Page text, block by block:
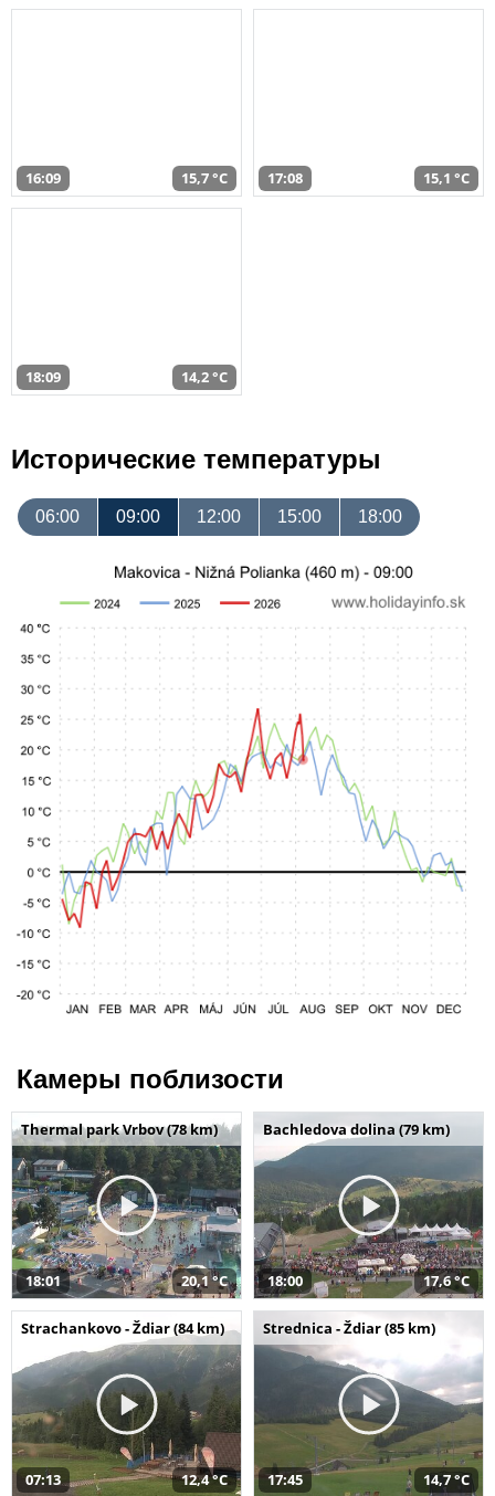
16:09 15,7 °C 17:08 15,1 °C
18:09 14,2 °C
Исторические температуры
06:00 09:00 12:00 15:00 18:00
Камеры поблизости
Thermal park Vrbov (78 km)
18:01 20,1 °C
Bachledova dolina (79 km)
18:00 17,6 °C
Strachankovo - Ždiar (84 km)
07:13 12,4 °C
Strednica - Ždiar (85 km)
17:45 14,7 °C